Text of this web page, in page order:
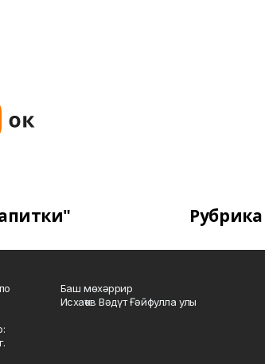
Баш мөхәррир
Исхаҡов Вәдүт Ғәйфулла улы